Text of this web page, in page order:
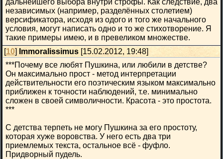
дальнейшего выбора внутри строфы. Как следствие, два
независимых (например, разделённых столетием)
версификатора, исходя из одого и того же начального
условия, могут написать одно и то же стихотворение. Я
такие примеры имею, и в превеликом множестве.
[10] Immoralissimus [15.02.2012, 19:48]
***Почему все любят Пушкина, или любили в детстве?
Он максимально прост - метод интерпретации
действительности его поэтическим языком максимально
приближен к точности наблюдений, т.е. минимально
сложен в своей символичности. Красота - это простота.
***
С детства терпеть не могу Пушкина за его простоту,
которая хуже воровства. У него есть два три
приемлемых текста, остальное всё - фуфло.
Придворный пудель.